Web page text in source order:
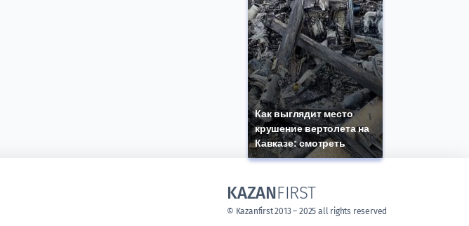
Как выглядит место
крушение вертолета на
Кавказе: смотреть
KAZANFIRST
© Kazanfirst 2013 – 2025 all rights reserved